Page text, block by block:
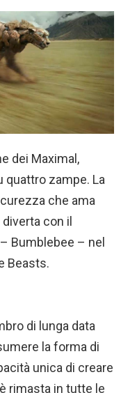
dei Maximal,
quattro zampe. La
che ama
con il
Bumblebee – nel
Beasts.
di lunga data
la forma di
unica di creare
rimasta in tutte le